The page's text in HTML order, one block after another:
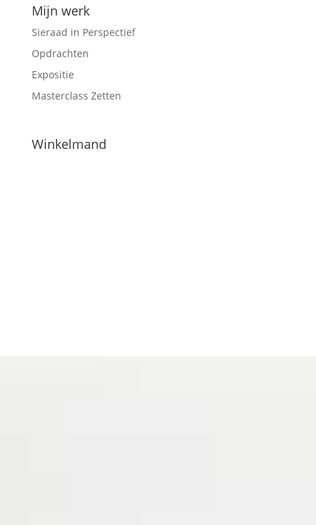
Mijn werk
Sieraad in Perspectief
Opdrachten
Expositie
Masterclass Zetten
Winkelmand